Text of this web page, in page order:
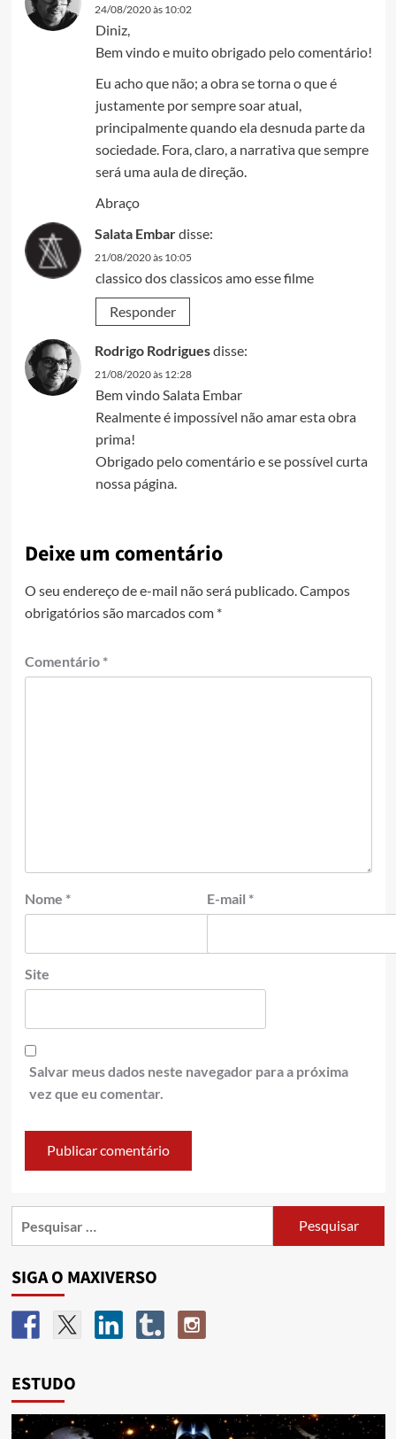
24/08/2020 às 10:02
Diniz,
Bem vindo e muito obrigado pelo comentário!
Eu acho que não; a obra se torna o que é
justamente por sempre soar atual,
principalmente quando ela desnuda parte da
sociedade. Fora, claro, a narrativa que sempre
será uma aula de direção.
Abraço
Salata Embardisse:
21/08/2020 às 10:05
classico dos classicos amo esse filme
Responder
Rodrigo Rodriguesdisse:
21/08/2020 às 12:28
Bem vindo Salata Embar
Realmente é impossível não amar esta obra
prima!
Obrigado pelo comentário e se possível curta
nossa página.
Deixe um comentário
O seu endereço de e-mail não será publicado.Campos
obrigatórios são marcados com *
Comentário *
Nome * E-mail *
Site
Salvar meus dados neste navegador para a próxima
vez que eu comentar.
SIGA O MAXIVERSO
ESTUDO